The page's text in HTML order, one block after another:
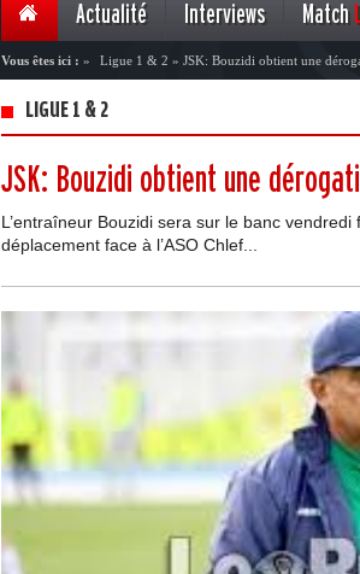
Actualité Interviews Match
Vous êtes ici : » Ligue 1 & 2 » JSK: Bouzidi obtient une
LIGUE 1 & 2
JSK: Bouzidi obtient une
L’entraîneur Bouzidi sera sur le banc
déplacement face à l’ASO Chlef...